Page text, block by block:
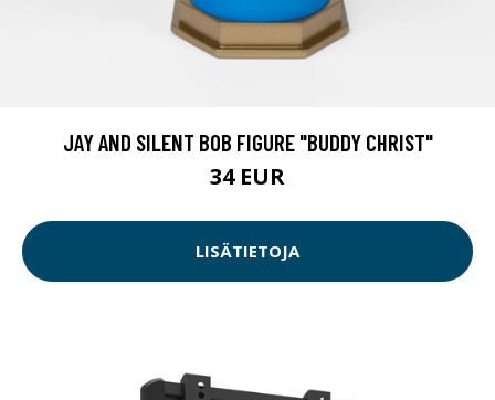
JAY AND SILENT BOB FIGURE "BUDDY CHRIST"
34 EUR
LISÄTIETOJA